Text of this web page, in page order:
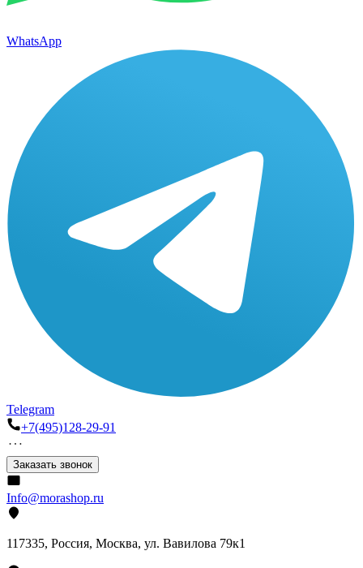
WhatsApp
Telegram
+7(495)128-29-91
Заказать звонок
Info@morashop.ru
117335, Россия, Москва, ул. Вавилова 79к1